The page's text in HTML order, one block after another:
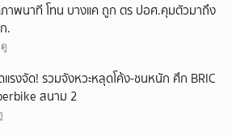
ภาพนาที โทน บางแค ถูก ตร ปอศ.คุมตัวมาถึง
.
รงจัด! รวมจังหวะหลุดโค้ง-ชนหนัก ศึก BRIC
สนาม 2